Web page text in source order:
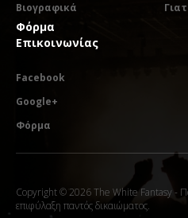
Βιογραφικά
Φόρμα
Επικοινωνίας
Facebook
Google+
Φόρμα
Copyright © 2026 The White Fantasy -
επιφύλαξη παντός δικαιώματος.